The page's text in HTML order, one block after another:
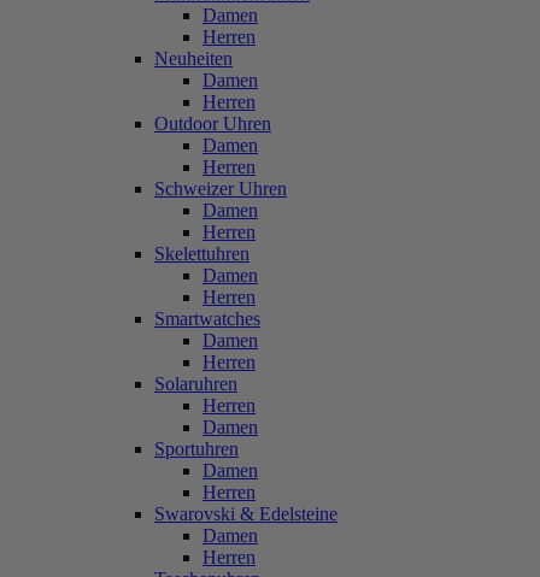
Damen
Herren
Neuheiten
Damen
Herren
Outdoor Uhren
Damen
Herren
Schweizer Uhren
Damen
Herren
Skelettuhren
Damen
Herren
Smartwatches
Damen
Herren
Solaruhren
Herren
Damen
Sportuhren
Damen
Herren
Swarovski & Edelsteine
Damen
Herren